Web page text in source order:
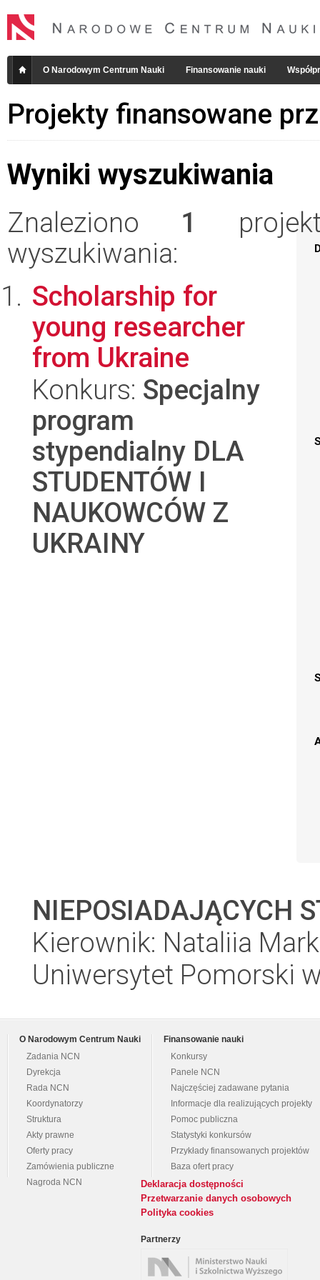
O Narodowym Centrum Nauki Finansowanie nauki
Projekty finansowane
Wyniki wyszukiwania
Znaleziono 1
wyszukiwania:
Scholarship for
young researcher
from Ukraine
Konkurs: Specjalny
program
stypendialny DLA
STUDENTÓW I
NAUKOWCÓW Z
UKRAINY
NIEPOSIADAJĄCYCH
Kierownik: Nataliia
Uniwersytet Pomorski
O Narodowym Centrum Nauki
Zadania NCN
Dyrekcja
Rada NCN
Koordynatorzy
Struktura
Akty prawne
Oferty pracy
Zamówienia publiczne
Nagroda NCN
Finansowanie nauki
Konkursy
Panele NCN
Najczęściej zadawane pytania
Informacje dla realizujących projekty
Pomoc publiczna
Statystyki konkursów
Przykłady finansowanych projektów
Baza ofert pracy
Deklaracja dostępności
Przetwarzanie danych osobowych
Polityka cookies
Partnerzy